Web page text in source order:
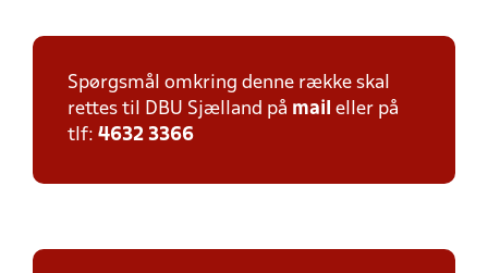
Spørgsmål omkring denne række skal
rettes til DBU Sjælland på mail eller på
tlf: 4632 3366